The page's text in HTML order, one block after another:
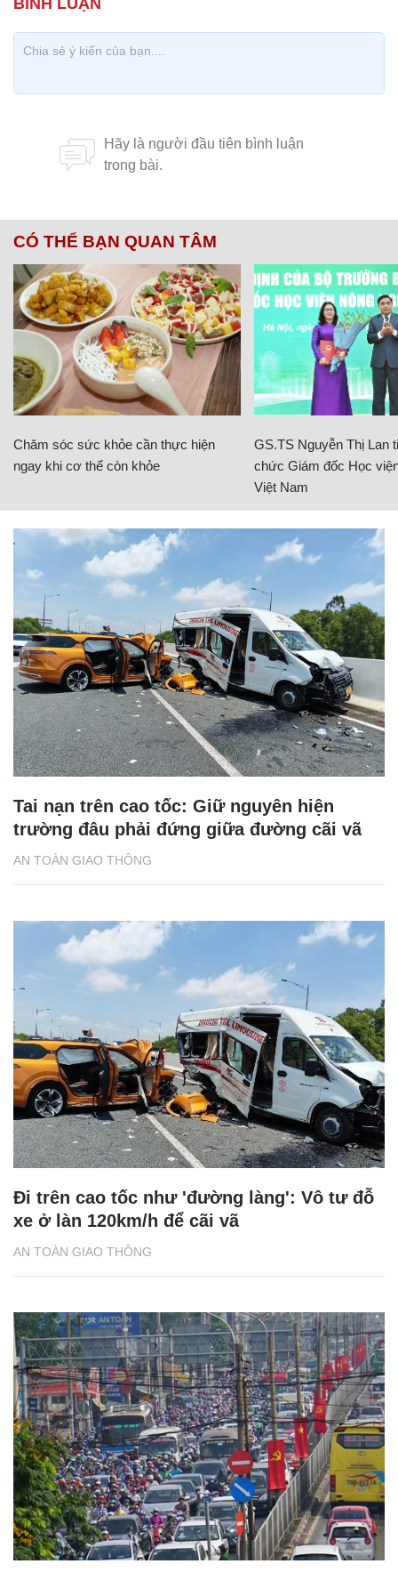
CÓ THỂ BẠN QUAN TÂM
Chăm sóc sức khỏe cần thực hiện
ngay khi cơ thể còn khỏe
GS.TS Nguyễn Thị Lan
chức Giám đốc Học
Việt Nam
AN TOÀN GIAO THÔNG
Tai nạn trên cao tốc: Giữ nguyên hiện
trường đâu phải đứng giữa đường cãi vã
AN TOÀN GIAO THÔNG
Đi trên cao tốc như 'đường làng': Vô tư đỗ
xe ở làn 120km/h để cãi vã